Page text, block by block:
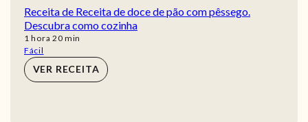
Receita de Receita de doce de pão com pêssego.
Descubra como cozinha
1 hora
hora 20min
min
Fácil
VER RECEITA